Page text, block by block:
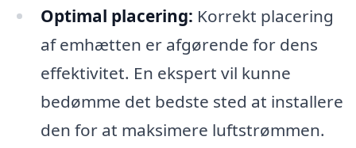
Optimal placering: Korrekt placering
af emhætten er afgørende for dens
effektivitet. En ekspert vil kunne
bedømme det bedste sted at installere
den for at maksimere luftstrømmen.